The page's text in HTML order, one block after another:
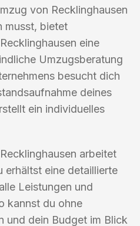
von Recklinghausen
musst, bietet
eine
Umzugsberatung
besucht dich
deines
ein individuelles
arbeitet
erhältst eine detaillierte
Leistungen und
kannst du ohne
und dein Budget im Blick